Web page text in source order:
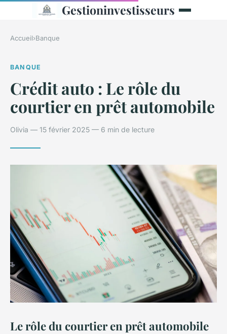
Gestioninvestisseurs
Accueil›Banque
BANQUE
Crédit auto : Le rôle du
courtier en prêt automobile
Olivia — 15 février 2025 — 6 min de lecture
Le rôle du courtier en prêt automobile